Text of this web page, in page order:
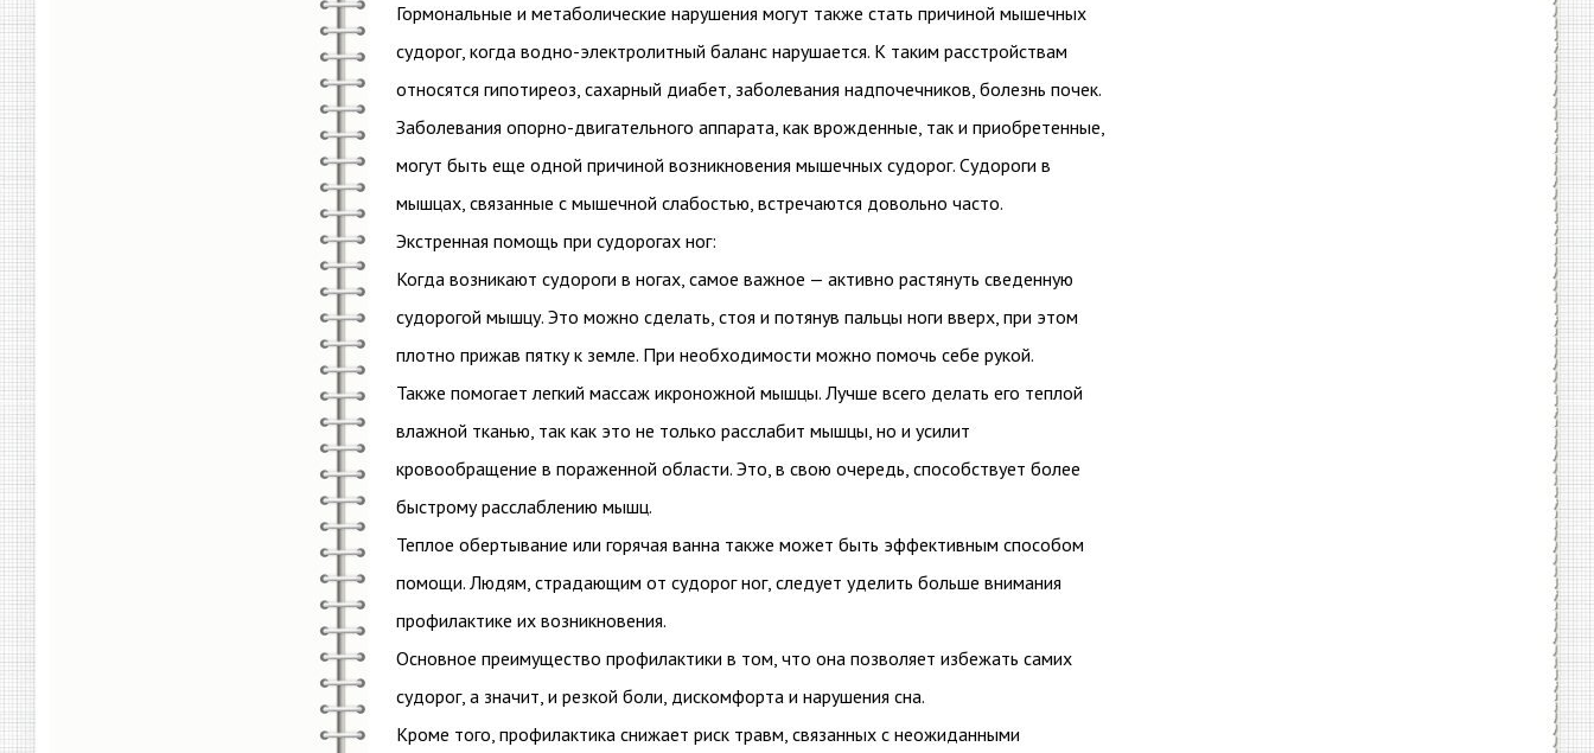
Гормональные и метаболические нарушения могут также стать причиной мышечных
судорог, когда водно-электролитный баланс нарушается. К таким расстройствам
относятся гипотиреоз, сахарный диабет, заболевания надпочечников, болезнь почек.
Заболевания опорно-двигательного аппарата, как врожденные, так и приобретенные,
могут быть еще одной причиной возникновения мышечных судорог. Судороги в
мышцах, связанные с мышечной слабостью, встречаются довольно часто.
Экстренная помощь при судорогах ног:
Когда возникают судороги в ногах, самое важное — активно растянуть сведенную
судорогой мышцу. Это можно сделать, стоя и потянув пальцы ноги вверх, при этом
плотно прижав пятку к земле. При необходимости можно помочь себе рукой.
Также помогает легкий массаж икроножной мышцы. Лучше всего делать его теплой
влажной тканью, так как это не только расслабит мышцы, но и усилит
кровообращение в пораженной области. Это, в свою очередь, способствует более
быстрому расслаблению мышц.
Теплое обертывание или горячая ванна также может быть эффективным способом
помощи. Людям, страдающим от судорог ног, следует уделить больше внимания
профилактике их возникновения.
Основное преимущество профилактики в том, что она позволяет избежать самих
судорог, а значит, и резкой боли, дискомфорта и нарушения сна.
Кроме того, профилактика снижает риск травм, связанных с неожиданными